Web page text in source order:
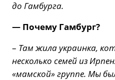
до Гамбурга.
— Почему Гамбург?
– Там жила украинка,
несколько семей из
«мамской» группе. Мы